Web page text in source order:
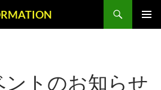
トのお知らせ